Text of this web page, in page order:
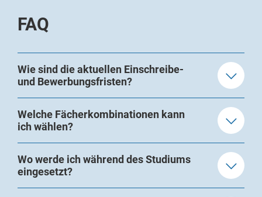
FAQ
Wie sind die aktuellen Einschreibe-
und Bewerbungsfristen?
Welche Fächerkombinationen kann
ich wählen?
Wo werde ich während des Studiums
eingesetzt?